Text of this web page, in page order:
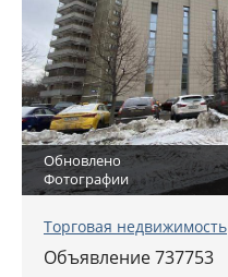
Обновлено
Фотографии
Торговая недвижимость
Объявление 737753